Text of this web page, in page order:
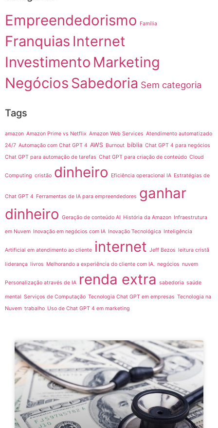
Empreendedorismo Família
Franquias Internet
Investimento Marketing
Negócios Sabedoria Sem categoria
Tags
amazon Amazon Prime vs Netflix Amazon Web Services Atendimento automatizado
24/7 Automação com Chat GPT 4 AWS Burnout bíblia Chat GPT 4 para negócios
Chat GPT para automação de tarefas Chat GPT para criação de conteúdo Cloud
Computing cristão dinheiro Eficiência operacional IA Estratégias de
Chat GPT 4 Ferramentas de IA para empreendedores ganhar
dinheiro Geração de conteúdo AI História da Amazon Infraestrutura
em Nuvem Inovação em negócios com IA Inovação Tecnológica Inteligência
Artificial em atendimento ao cliente internet Jeff Bezos leitura cristã
liderança livros Melhorando a experiência do cliente com IA. negócios nuvem
Personalização através de IA renda extra sabedoria saúde
mental Serviços de Computação Tecnologia Chat GPT em empresas Tecnologia na
Nuvem trabalho Uso de Chat GPT 4 em marketing